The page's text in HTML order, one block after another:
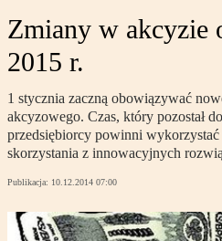
Zmiany w akcyzie
2015 r.
1 stycznia zaczną obowiązywać
akcyzowego. Czas, który pozostał
przedsiębiorcy powinni
skorzystania z innowacyjnych
Publikacja: 10.12.2014 07:00